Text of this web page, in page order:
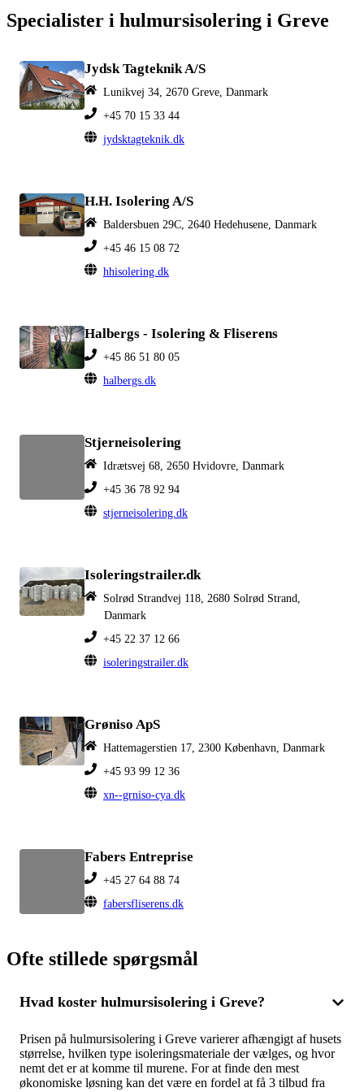
Specialister i hulmursisolering i Greve
Jydsk Tagteknik A/S
Lunikvej 34, 2670 Greve, Danmark
+45 70 15 33 44
jydsktagteknik.dk
H.H. Isolering A/S
Baldersbuen 29C, 2640 Hedehusene, Danmark
+45 46 15 08 72
hhisolering.dk
Halbergs - Isolering & Fliserens
+45 86 51 80 05
halbergs.dk
Stjerneisolering
Idrætsvej 68, 2650 Hvidovre, Danmark
+45 36 78 92 94
stjerneisolering.dk
Isoleringstrailer.dk
Solrød Strandvej 118, 2680 Solrød Strand,
Danmark
+45 22 37 12 66
isoleringstrailer.dk
Grøniso ApS
Hattemagerstien 17, 2300 København, Danmark
+45 93 99 12 36
xn--grniso-cya.dk
Fabers Entreprise
+45 27 64 88 74
fabersfliserens.dk
Ofte stillede spørgsmål
Hvad koster hulmursisolering i Greve?
Prisen på hulmursisolering i Greve varierer afhængigt af husets
størrelse, hvilken type isoleringsmateriale der vælges, og hvor
nemt det er at komme til murene. For at finde den mest
økonomiske løsning kan det være en fordel at få 3 tilbud fra